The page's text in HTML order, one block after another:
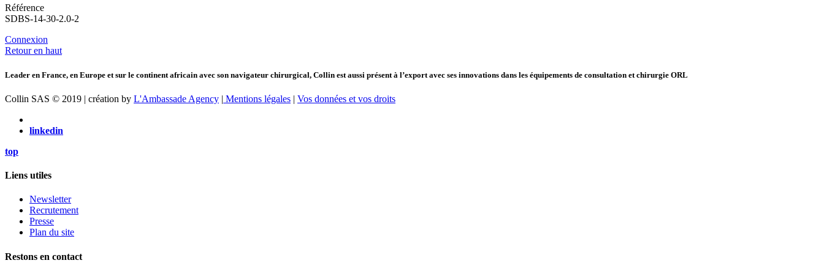
Référence
SDBS-14-30-2.0-2
Connexion
Retour en haut
Leader en France, en Europe et sur le continent africain avec son navigateur chirurgical, Collin est aussi présent à l’export avec ses innovations dans les équipements de consultation et chirurgie ORL
Collin SAS © 2019 | création by L'Ambassade Agency | Mentions légales | Vos données et vos droits
linkedin
top
Liens utiles
Newsletter
Recrutement
Presse
Plan du site
Restons en contact